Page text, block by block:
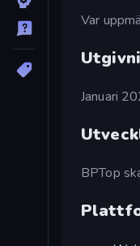
Var
Januari
BPTop